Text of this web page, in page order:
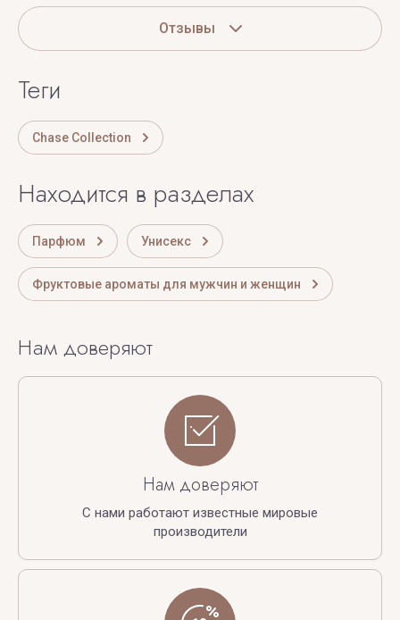
Отзывы
теги
Chase Collection
Находится в разделах
Парфюм Унисекс
Фруктовые ароматы для мужчин и женщин
Нам доверяют
Нам доверяют
С нами работают известные мировые
производители